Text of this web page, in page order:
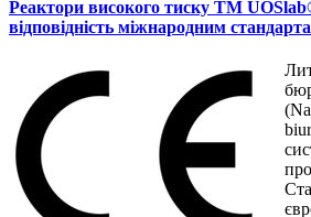
Реактори високого тиску TM
відповідність міжнародним